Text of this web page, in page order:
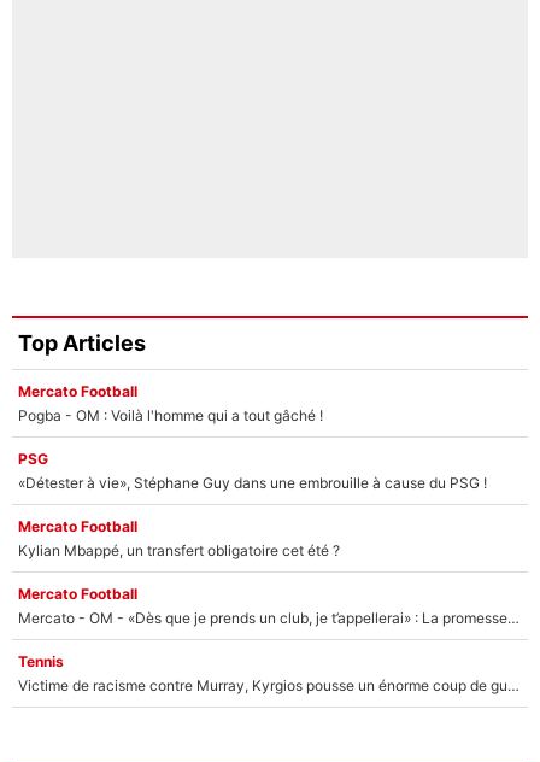
Top Articles
Mercato Football
Pogba - OM : Voilà l'homme qui a tout gâché !
PSG
«Détester à vie», Stéphane Guy dans une embrouille à cause du PSG !
Mercato Football
Kylian Mbappé, un transfert obligatoire cet été ?
Mercato Football
Mercato - OM - «Dès que je prends un club, je t’appellerai» : La promesse de Marcelino au moment de claquer la porte
Tennis
Victime de racisme contre Murray, Kyrgios pousse un énorme coup de gueule !